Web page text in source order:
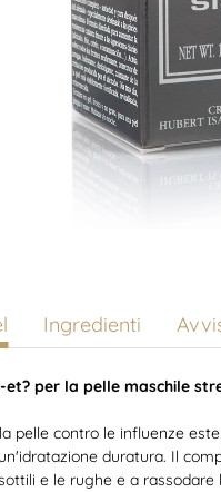
Ingredienti
per la pelle maschile
pelle contro le influenze
duratura. Il
e le rughe e a